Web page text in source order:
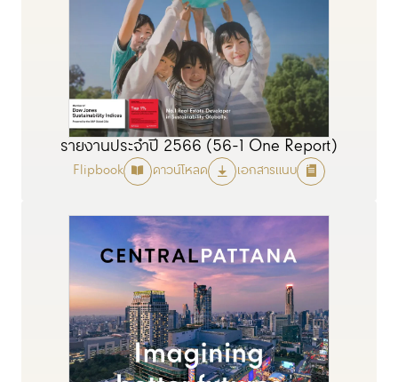
รายงานประจำปี 2566 (56-1 One Report)
Flipbook ดาวน์โหลด เอกสารแนบ